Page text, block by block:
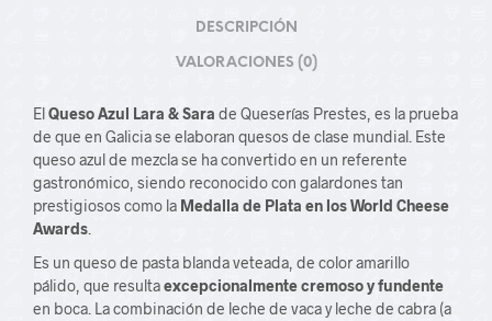
DESCRIPCIÓN
VALORACIONES (0)
ElQueso Azul Lara & Sara de Queserías Prestes, es la prueba
de que en Galicia se elaboran quesos de clase mundial. Este
queso azul de mezcla se ha convertido en un referente
gastronómico, siendo reconocido con galardones tan
prestigiosos como la Medalla de Plata en los World Cheese
Awards
Es un queso de pasta blanda veteada, de color amarillo
pálido, que resultaexcepcionalmente cremoso y fundente
en boca. La combinación de leche de vaca y leche de cabra (a